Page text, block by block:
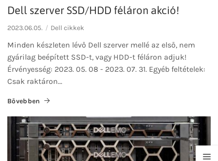
Dell szerver SSD/HDD féláron akció!
2023.06.05. Dell cikkek
Minden készleten lévő Dell szerver mellé az első, nem
gyárilag beépített SSD-t, vagy HDD-t féláron adjuk!
Érvényesség: 2023. 05. 08 - 2023. 07. 31. Egyéb feltételek:
Csak raktáron...
Bővebben